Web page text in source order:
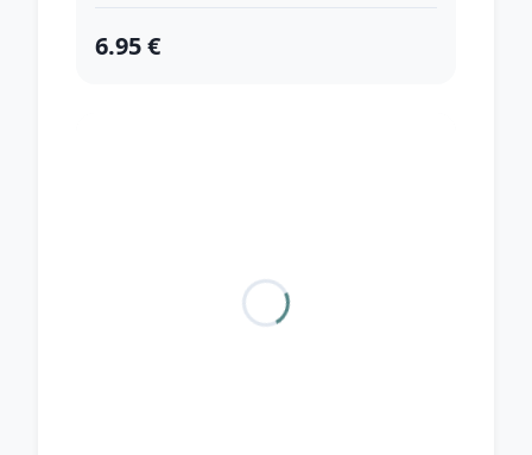
6.95 €